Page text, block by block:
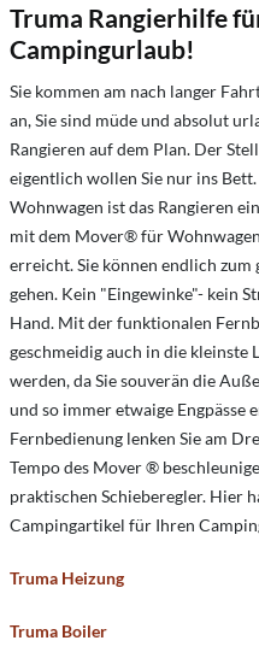
Truma Rangierhilfe
Campingurlaub!
Sie kommen am nach langer
an, Sie sind müde und absolut
Rangieren auf dem Plan. Der
eigentlich wollen Sie nur ins
Wohnwagen ist das Rangieren
mit dem Mover® für
erreicht. Sie können endlich zum
gehen. Kein "Eingewinke"- kein
Hand. Mit der funktionalen
geschmeidig auch in die kleinste
werden, da Sie souverän die
und so immer etwaige Engpässe
Fernbedienung lenken Sie am
Tempo des Mover ®
praktischen Schieberegler. Hier
Campingartikel für Ihren
Truma Heizung
Truma Boiler